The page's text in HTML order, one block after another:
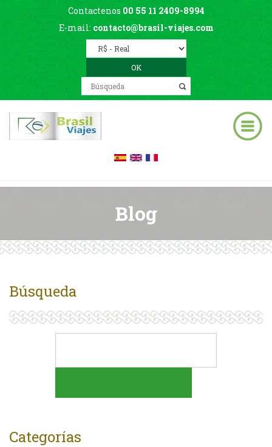
Contactenos 00 55 11 2409-8994
E-mail: contacto@brasil-viajes.com
Blog
Búsqueda
Categorías